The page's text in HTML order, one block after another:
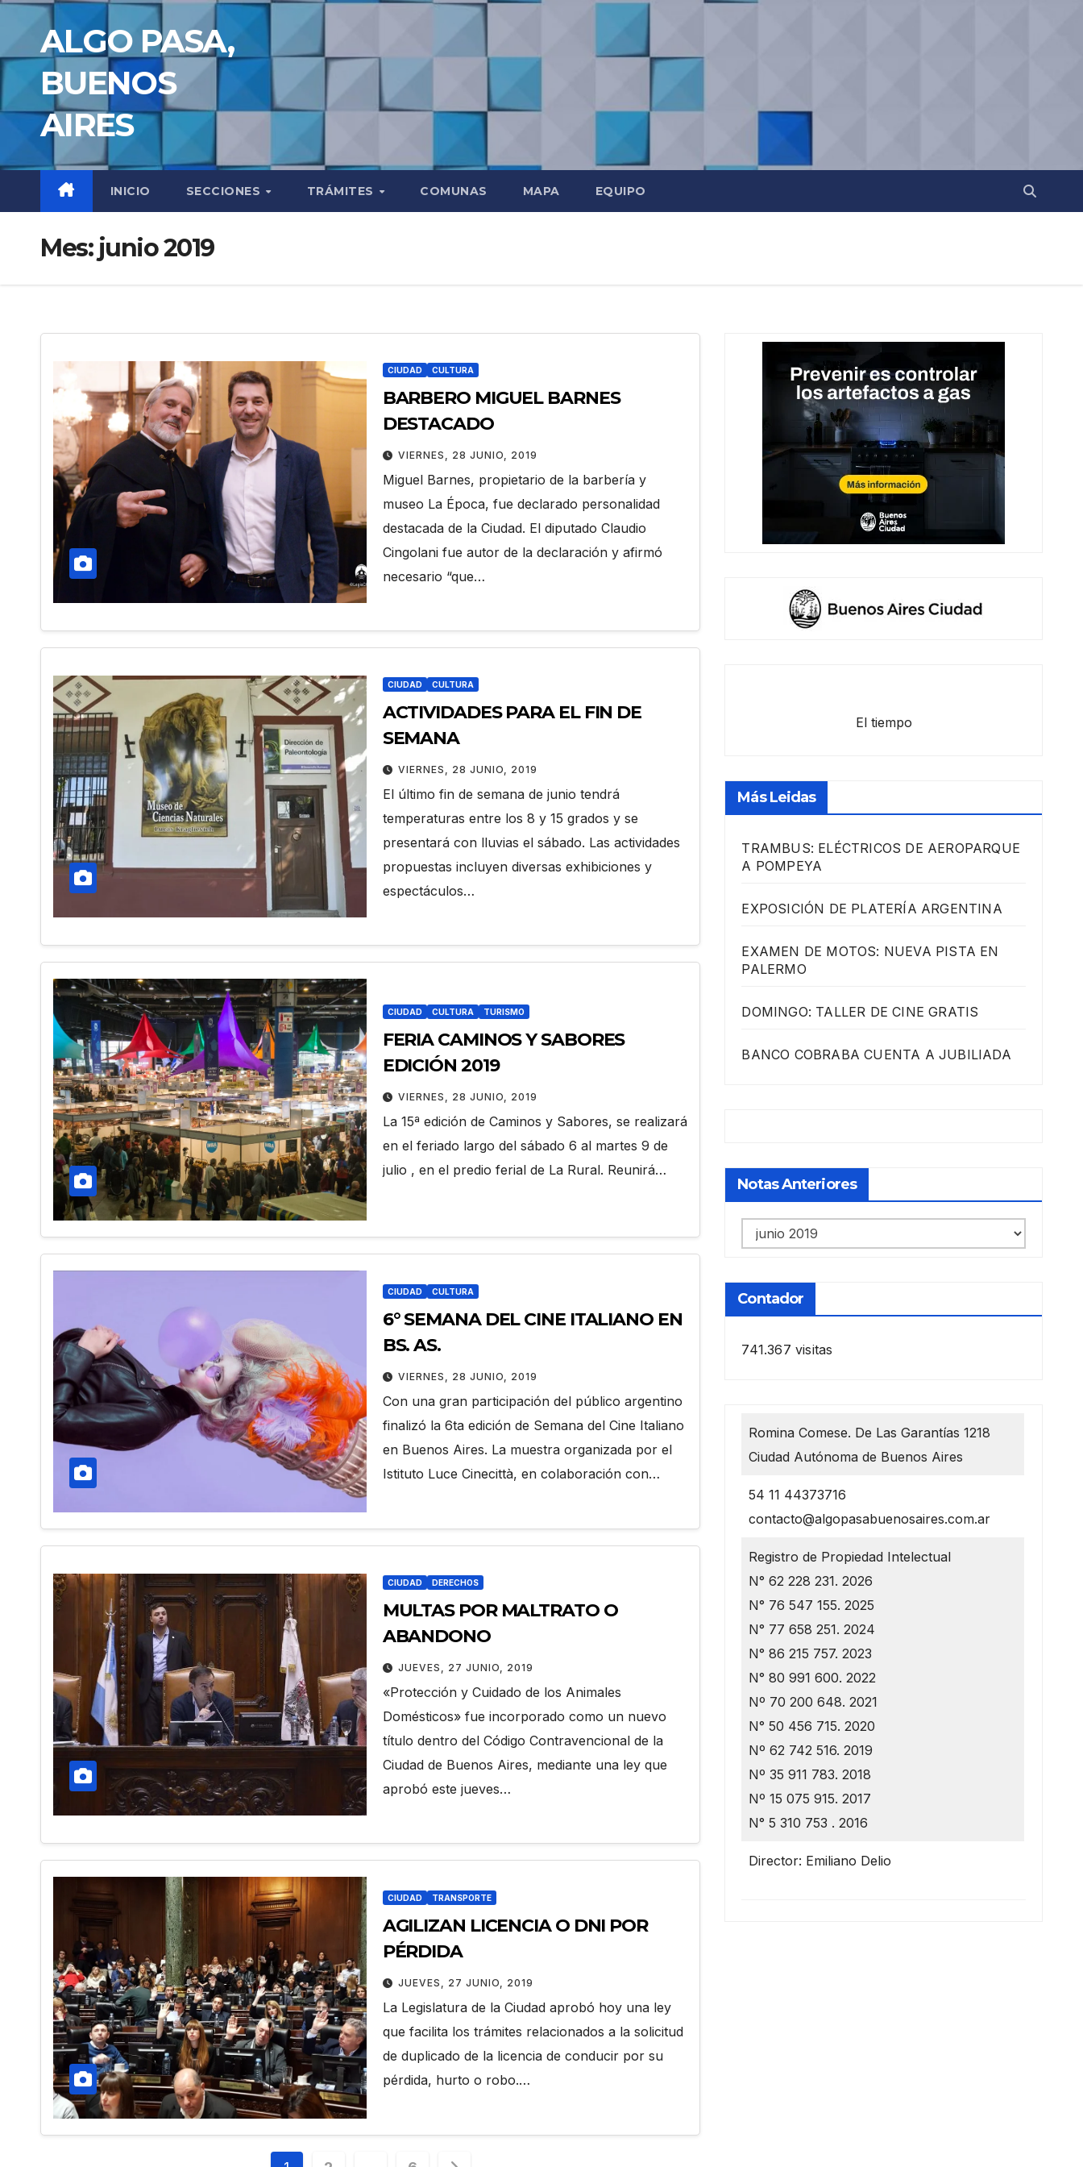
Saltar
contenidoALGO PASA,
BUENOS
AIRES
INICIO SECCIONES TRÁMITES COMUNAS MAPA EQUIPO
Mes: junio 2019
CIUDAD CULTURA
BARBERO MIGUEL BARNES
DESTACADO
VIERNES, 28 JUNIO, 2019
Miguel Barnes, propietario de la barbería y
museo La Época, fue declarado personalidad
destacada de la Ciudad. El diputado Claudio
Cingolani fue autor de la declaración y afirmó
necesario “que…
CIUDAD CULTURA
ACTIVIDADES PARA EL FIN DE
SEMANA
VIERNES, 28 JUNIO, 2019
El último fin de semana de junio tendrá
temperaturas entre los 8 y 15 grados y se
presentará con lluvias el sábado. Las actividades
propuestas incluyen diversas exhibiciones y
espectáculos…
CIUDAD CULTURA TURISMO
FERIA CAMINOS Y SABORES
EDICIÓN 2019
VIERNES, 28 JUNIO, 2019
La 15ª edición de Caminos y Sabores, se realizará
en el feriado largo del sábado 6 al martes 9 de
julio , en el predio ferial de La Rural. Reunirá…
CIUDAD CULTURA
6° SEMANA DEL CINE ITALIANO EN
BS. AS.
VIERNES, 28 JUNIO, 2019
Con una gran participación del público argentino
finalizó la 6ta edición de Semana del Cine Italiano
en Buenos Aires. La muestra organizada por el
Istituto Luce Cinecittà, en colaboración con…
CIUDAD DERECHOS
MULTAS POR MALTRATO O
ABANDONO
JUEVES, 27 JUNIO, 2019
«Protección y Cuidado de los Animales
Domésticos» fue incorporado como un nuevo
título dentro del Código Contravencional de la
Ciudad de Buenos Aires, mediante una ley que
aprobó este jueves…
CIUDAD TRANSPORTE
AGILIZAN LICENCIA O DNI POR
PÉRDIDA
JUEVES, 27 JUNIO, 2019
La Legislatura de la Ciudad aprobó hoy una ley
que facilita los trámites relacionados a la solicitud
de duplicado de la licencia de conducir por su
pérdida, hurto o robo.…
El tiempo
Más Leidas
TRAMBUS: ELÉCTRICOS DE AEROPARQUE
A POMPEYA
EXPOSICIÓN DE PLATERÍA ARGENTINA
EXAMEN DE MOTOS: NUEVA PISTA EN
PALERMO
DOMINGO: TALLER DE CINE GRATIS
BANCO COBRABA CUENTA A JUBILIADA
Notas Anteriores
Notas
anteriores
Contador
741.367 visitas
Romina Comese. De Las Garantías 1218
Ciudad Autónoma de Buenos Aires
54 11 44373716
contacto@algopasabuenosaires.com.ar
Registro de Propiedad Intelectual
N° 62 228 231. 2026
N° 76 547 155. 2025
N° 77 658 251. 2024
N° 86 215 757. 2023
N° 80 991 600. 2022
Nº 70 200 648. 2021
N° 50 456 715. 2020
Nº 62 742 516. 2019
Nº 35 911 783. 2018
Nº 15 075 915. 2017
N° 5 310 753 . 2016
Director: Emiliano Delio